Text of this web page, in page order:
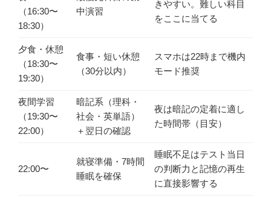
（16:30〜
18:30）
中演習
きやすい。難しい科目
をここに当てる
夕食・休憩
（18:30〜
19:30）
食事・短い休憩
（30分以内）
スマホは22時まで機内
モード推奨
夜間学習
（19:30〜
22:00）
暗記系（理科・
社会・英単語）
＋翌日の確認
夜は暗記の定着に適し
た時間帯（目安）
22:00〜
就寝準備・7時間
睡眠を確保
睡眠不足はテスト当日
の判断力と記憶の再生
に直接影響する